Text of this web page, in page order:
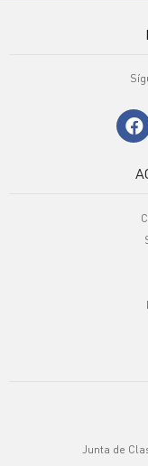
Junta de